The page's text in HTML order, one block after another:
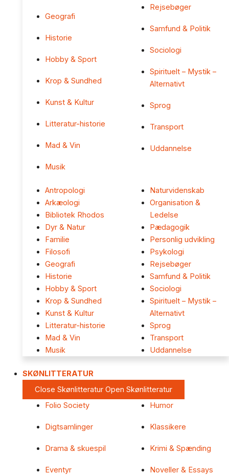
Geografi
Historie
Hobby & Sport
Krop & Sundhed
Kunst & Kultur
Litteratur-historie
Mad & Vin
Musik
Rejsebøger
Samfund & Politik
Sociologi
Spirituelt – Mystik –
Alternativt
Sprog
Transport
Uddannelse
Antropologi
Arkæologi
Bibliotek Rhodos
Dyr & Natur
Familie
Filosofi
Geografi
Historie
Hobby & Sport
Krop & Sundhed
Kunst & Kultur
Litteratur-historie
Mad & Vin
Musik
Naturvidenskab
Organisation &
Ledelse
Pædagogik
Personlig udvikling
Psykologi
Rejsebøger
Samfund & Politik
Sociologi
Spirituelt – Mystik –
Alternativt
Sprog
Transport
Uddannelse
SKØNLITTERATUR
Close Skønlitteratur Open Skønlitteratur
Folio Society
Digtsamlinger
Drama & skuespil
Eventyr
Humor
Klassikere
Krimi & Spænding
Noveller & Essays